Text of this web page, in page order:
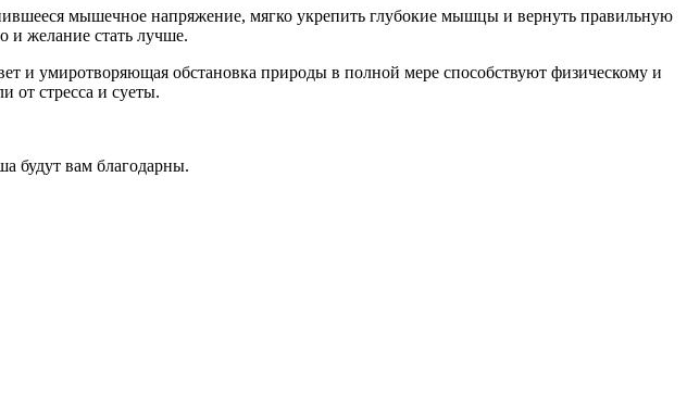
мышечное напряжение, мягко укрепить глубокие мышцы и вернуть правильную
и желание стать лучше.
и умиротворяющая обстановка природы в полной мере способствуют физическому и
от стресса и суеты.
будут вам благодарны.